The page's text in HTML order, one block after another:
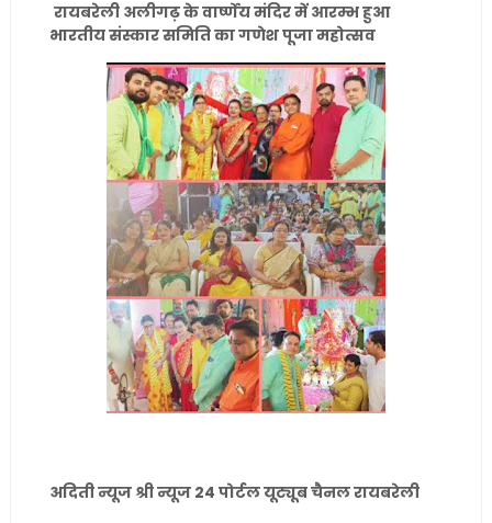
रायबरेली अलीगढ़ के वार्ष्णेय मंदिर में आरम्भ हुआ
भारतीय संस्कार समिति का गणेश पूजा महोत्सव
अदिती न्यूज श्री न्यूज 24 पोर्टल यूट्यूब चैनल रायबरेली